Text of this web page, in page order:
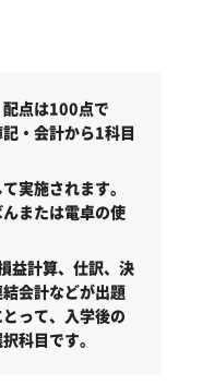
配点は100点で
・会計から1科目
実施されます。
または電卓の使
益計算、仕訳、決
会計などが出題
って、入学後の
科目です。